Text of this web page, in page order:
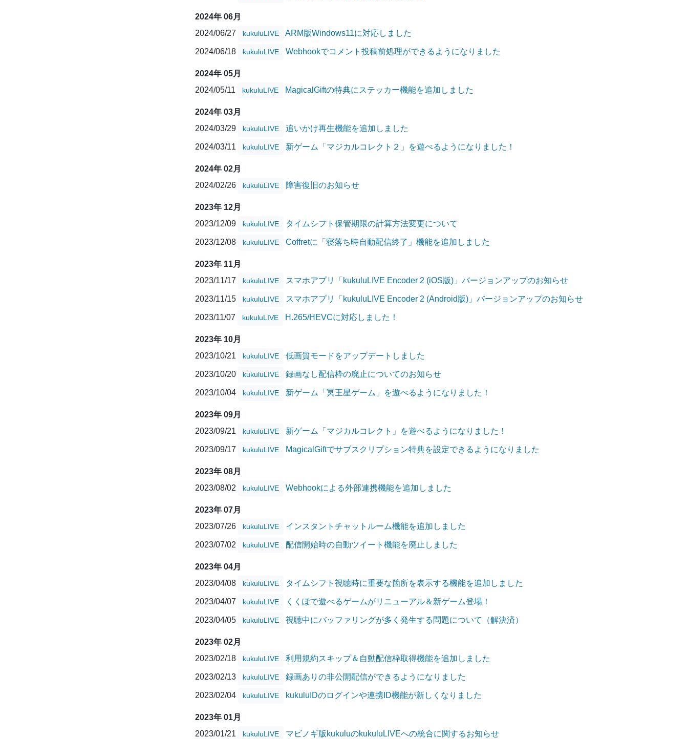
2024年 06月
2024/06/27
kukuluLIVE ARM版Windows11に対応しました
2024/06/18 kukuluLIVE Webhookでコメント投稿前処理ができるようになりました
2024年 05月
2024/05/11
kukuluLIVE MagicalGiftの特典にステッカー機能を追加しました
2024年 03月
2024/03/29
kukuluLIVE 追いかけ再生機能を追加しました
2024/03/11 kukuluLIVE 新ゲーム「マジカルコレクト２」を遊べるようになりました！
2024年 02月
2024/02/26
kukuluLIVE 障害復旧のお知らせ
2023年 12月
2023/12/09
kukuluLIVE タイムシフト保管期限の計算方法変更について
2023/12/08 kukuluLIVE Coffretに「寝落ち時自動配信終了」機能を追加しました
2023年 11月
2023/11/17
kukuluLIVE スマホアプリ「kukuluLIVE Encoder 2 (iOS版)」バージョンアップのお知らせ
2023/11/15 kukuluLIVE スマホアプリ「kukuluLIVE Encoder 2 (Android版)」バージョンアップのお知らせ
2023/11/07 kukuluLIVE H.265/HEVCに対応しました！
2023年 10月
2023/10/21
kukuluLIVE 低画質モードをアップデートしました
2023/10/20 kukuluLIVE 録画なし配信枠の廃止についてのお知らせ
2023/10/04 kukuluLIVE 新ゲーム「冥王星ゲーム」を遊べるようになりました！
2023年 09月
2023/09/21
kukuluLIVE 新ゲーム「マジカルコレクト」を遊べるようになりました！
2023/09/17 kukuluLIVE MagicalGiftでサブスクリプション特典を設定できるようになりました
2023年 08月
2023/08/02
kukuluLIVE Webhookによる外部連携機能を追加しました
2023年 07月
2023/07/26
kukuluLIVE インスタントチャットルーム機能を追加しました
2023/07/02 kukuluLIVE 配信開始時の自動ツイート機能を廃止しました
2023年 04月
2023/04/08
kukuluLIVE タイムシフト視聴時に重要な箇所を表示する機能を追加しました
2023/04/07 kukuluLIVE くくぽで遊べるゲームがリニューアル＆新ゲーム登場！
2023/04/05 kukuluLIVE 視聴中にバッファリングが多く発生する問題について（解決済）
2023年 02月
2023/02/18
kukuluLIVE 利用規約スキップ＆自動配信枠取得機能を追加しました
2023/02/13 kukuluLIVE 録画ありの非公開配信ができるようになりました
2023/02/04 kukuluLIVE kukuluIDのログインや連携ID機能が新しくなりました
2023年 01月
2023/01/21
kukuluLIVE マビノギ版kukuluのkukuluLIVEへの統合に関するお知らせ